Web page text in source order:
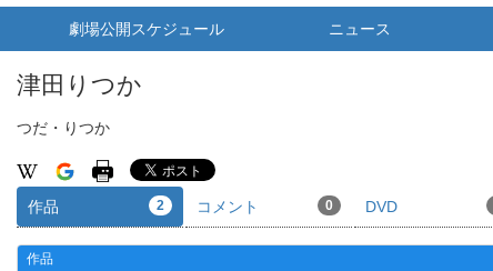
劇場公開スケジュール ニュース
津田りつか
つだ・りつか
作品 2 コメント 0 DVD
作品